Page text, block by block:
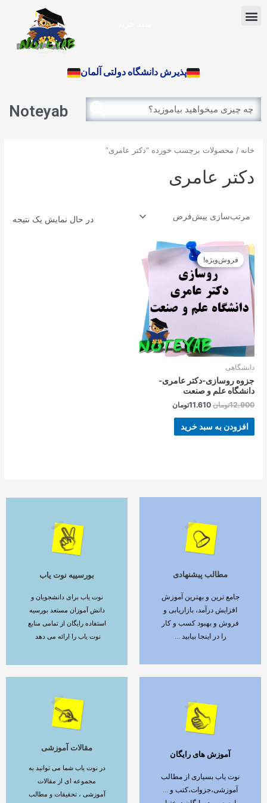
Menu
پذیرش دانشگاه دولتی آلمان
Search
Search
Noteyab
خانه / محصولات برچسب خورده “دکتر عامری”
دکتر عامری
در حال نمایش یک نتیجه
فروش‌ویژه!
دانشگاهی
جزوه روسازی-دکتر عامری-
دانشگاه علم و صنعت
12.900تومان
قیمت
اصلی
بود.
11.610تومان
قیمت
11.610تومان
افزودن به سبد خرید
مطالب پیشنهادی
جامع ترین و بهترین آموزش
افزایش درآمد، بازاریابی و
فروش و بهبود کسب و کار
را در اینجا بیابید ...
ادامه مطلب بورسییه نوت یاب
نوت یاب برای دانشجویان و
دانش آموزان مستعد بورسیه
استفاده رایگان از تمامی منابع
نوت یاب را ارائه می دهد
ادامه مطلب
آموزش های رایگان
نوت یاب بسیاری از مطالب
آموزشی،جزوات،کتب و ...
ادامه مطلب
مقالات آموزشی
در نوت یاب شما می توانید به
مجموعه ای از مقالات
آموزشی ، تحقیقات و مطالب